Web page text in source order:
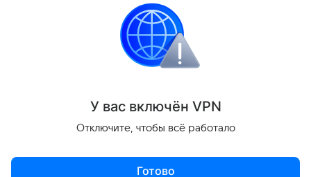
через мессенджеры.
Поделиться
У вас включён VPN
Отключите, чтобы всё работало
Готово